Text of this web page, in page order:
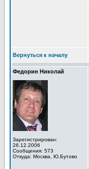
Вернуться к началу
Федорин Николай
Зарегистрирован:
26.12.2006
Сообщения: 573
Откуда: Москва, Ю.Бутово